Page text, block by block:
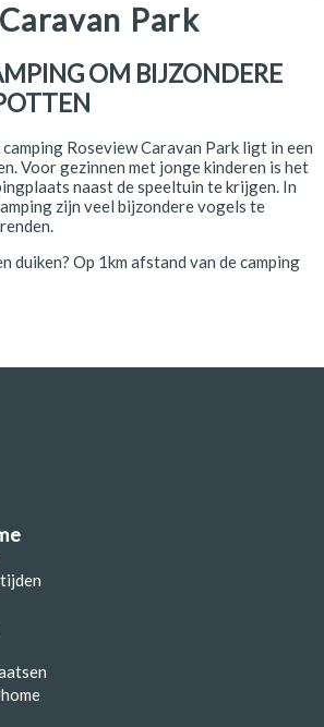
Park
OM BIJZONDERE
Roseview Caravan Park ligt in een
Voor gezinnen met jonge kinderen is het
naast de speeltuin te krijgen. In
zijn veel bijzondere vogels te
duiken? Op 1km afstand van de camping